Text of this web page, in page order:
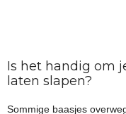
Is het handig om
laten slapen?
Sommige baasjes